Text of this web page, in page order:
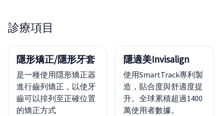
診療項目
隱形矯正/隱形牙套
是一種使用隱形矯正器
進行齒列矯正，以使牙
齒可以排列至正確位置
的矯正方式
隱適美Invisalign
使用SmartTrack專利製
造，貼合度與舒適度提
升。全球累積超過1400
萬使用者數據。